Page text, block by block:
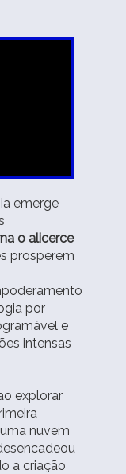
emerge
o alicerce
prosperem
por
e
intensas
explorar
nuvem
a criação